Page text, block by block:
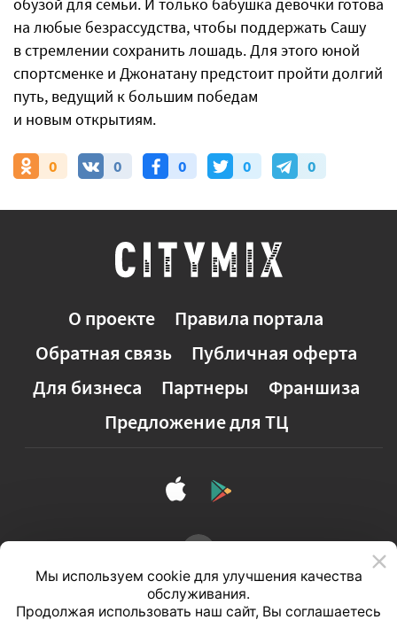
на любые безрассудства, чтобы поддержать Сашу
в стремлении сохранить лошадь. Для этого юной
спортсменке и Джонатану предстоит пройти долгий
путь, ведущий к большим победам
и новым открытиям.
0 0 0 0 0
О проекте
Правила портала
Обратная связь
Публичная оферта
Для бизнеса
Партнеры
Франшиза
Предложение для ТЦ
Мы используем cookie для улучшения качества
обслуживания.
Продолжая использовать наш сайт, Вы соглашаетесь